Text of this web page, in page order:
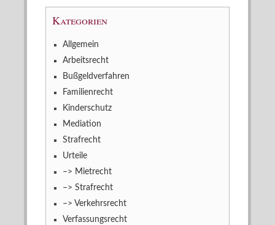
Kategorien
Allgemein
Arbeitsrecht
Bußgeldverfahren
Familienrecht
Kinderschutz
Mediation
Strafrecht
Urteile
–> Mietrecht
–> Strafrecht
–> Verkehrsrecht
Verfassungsrecht